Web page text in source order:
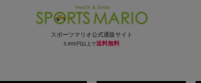
スポーツマリオ公式通販サイト
3,900円以上で送料無料